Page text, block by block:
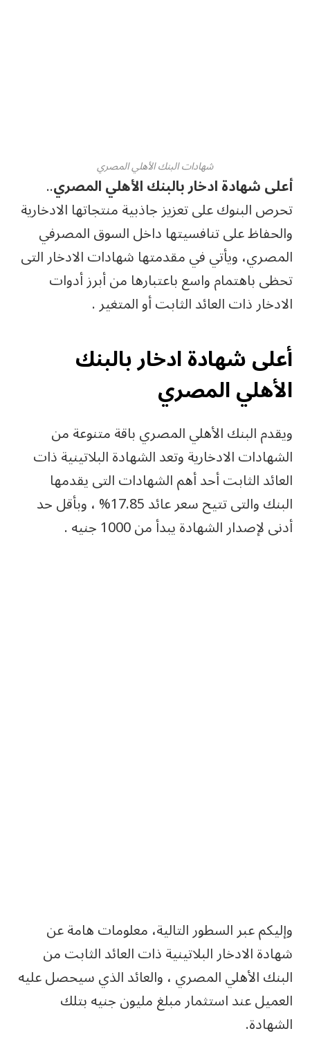
شهادات البنك الأهلي المصري
أعلى شهادة ادخار بالبنك الأهلي المصري..
تحرص البنوك على تعزيز جاذبية منتجاتها الادخارية
والحفاظ على تنافسيتها داخل السوق المصرفي
المصري، ويأتي في مقدمتها شهادات الادخار التى
تحظى باهتمام واسع باعتبارها من أبرز أدوات
الادخار ذات العائد الثابت أو المتغير .
أعلى شهادة ادخار بالبنك
الأهلي المصري
ويقدم البنك الأهلي المصري باقة متنوعة من
الشهادات الادخارية وتعد الشهادة البلاتينية ذات
العائد الثابت أحد أهم الشهادات التى يقدمها
البنك والتى تتيح سعر عائد 17.85% ، وبأقل حد
أدنى لإصدار الشهادة يبدأ من 1000 جنيه .
وإليكم عبر السطور التالية، معلومات هامة عن
شهادة الادخار البلاتينية ذات العائد الثابت من
البنك الأهلي المصري ، والعائد الذي سيحصل عليه
العميل عند استثمار مبلغ مليون جنيه بتلك
الشهادة.